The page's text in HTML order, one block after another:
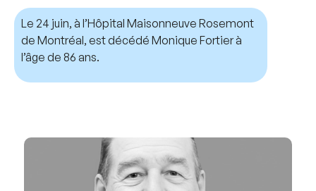
Le 24 juin, à l’Hôpital Maisonneuve Rosemont
de Montréal, est décédé Monique Fortier à
l’âge de 86 ans.